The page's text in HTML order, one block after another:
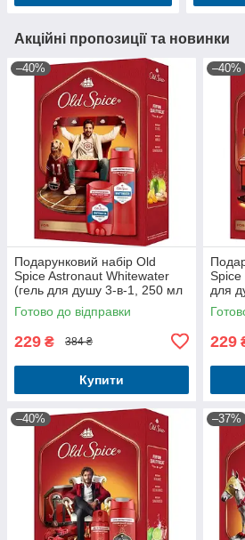
Акційні пропозиції та новинки
–40%
Подарунковий набір Old
Spice Astronaut Whitewater
(гель для душу 3-в-1, 250 мл
+ твердий дезодорант, 50 мл)
Готово до відправки
229 ₴ 384 ₴
Купити
–40%
Spice
для
229
–40% –37%